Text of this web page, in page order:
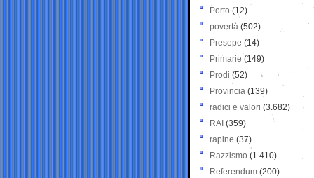
Porto (12)
povertà (502)
Presepe (14)
Primarie (149)
Prodi (52)
Provincia (139)
radici e valori (3.682)
RAI (359)
rapine (37)
Razzismo (1.410)
Referendum (200)